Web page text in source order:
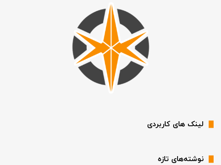
لینک های کاربردی
نوشته‌های تازه